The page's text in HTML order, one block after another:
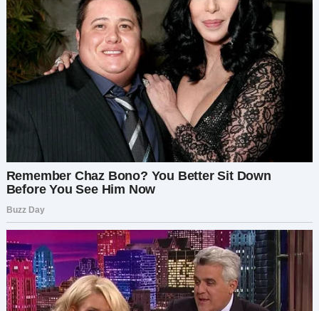
Жена уезжает от
родственников мужа после
унижения с раздельными
комнатами
Елена и её муж, Михаил, были счастливы в
браке два года и недавно стали родителями
двойни. В их первый совместный праздник с
детьми они поехали к родителям Михаила,
рассчитывая на уют и помощь.
Но при заселении Елену ждал сюрприз: их
поселили в разные комнаты. Причём её
комната оказалась… в амбаре. Хоть там был и
обогреватель, и кровать, но атмосфера была
мрачная. Михаил не увидел в этом проблемы: